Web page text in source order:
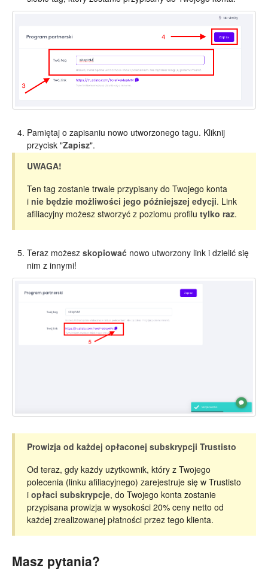
Pamiętaj o zapisaniu nowo utworzonego tagu. Kliknij
przycisk "Zapisz".
UWAGA!
Ten tag zostanie trwale przypisany do Twojego konta
i nie będzie możliwości jego późniejszej edycji. Link
afiliacyjny możesz stworzyć z poziomu profilu tylko raz.
Teraz możesz skopiować nowo utworzony link i dzielić się
nim z innymi!
Prowizja od każdej opłaconej subskrypcji Trustisto
Od teraz, gdy każdy użytkownik, który z Twojego
polecenia (linku afiliacyjnego) zarejestruje się w Trustisto
i opłaci subskrypcje, do Twojego konta zostanie
przypisana prowizja w wysokości 20% ceny netto od
każdej zrealizowanej płatności przez tego klienta.
Masz pytania?